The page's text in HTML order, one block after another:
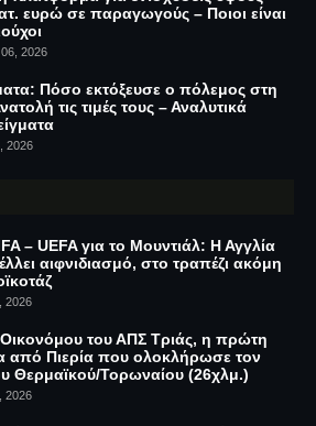
ευρώ σε παραγωγούς – Ποιοι είναι
2026
Πόσο εκτόξευσε ο πόλεμος στη
τις τιμές τους – Αναλυτικά
2026
– UEFA για το Μουντιάλ: Η Αγγλία
αιφνιδιασμό, στο τραπέζι ακόμη
2026
του ΑΠΣ Τριάς, η πρώτη
από Πιερία που ολοκλήρωσε τον
Θερμαϊκού/Τορωναίου (26χλμ.)
2026